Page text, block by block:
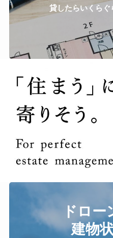
貸したらいくら
ドロー
建物